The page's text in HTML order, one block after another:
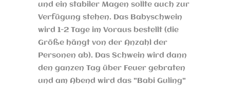
und ein stabiler Magen sollte auch zur
Verfügung stehen. Das Babyschwein
wird 1-2 Tage im Voraus bestellt (die
Größe hängt von der Anzahl der
Personen ab). Das Schwein wird dann
den ganzen Tag über Feuer gebraten
und am Abend wird das "Babi Guling"